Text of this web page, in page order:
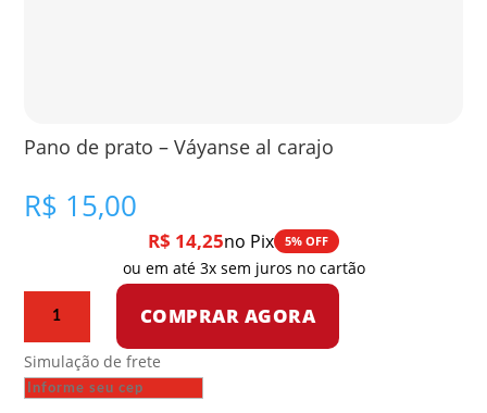
Pano de prato – Váyanse al carajo
R$ 15,00
R$ 14,25no Pix 5% OFF
ou em até 3x sem juros no cartão
-
Váyanse
COMPRAR AGORA
Simulação de frete